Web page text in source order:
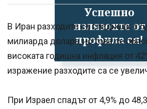
Успешно
излязохте от
профила си!
В Иран разходите са спаднали с
милиарда долара, но това се
високата годишна инфлация от
изражение разходите са се
При Израел спадът от 4,9% до